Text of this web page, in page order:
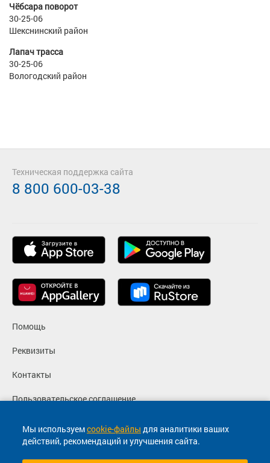
Чёбсара поворот
30-25-06
Шекснинский район
Лапач трасса
30-25-06
Вологодский район
Мы используемcookie-файлы для аналитики ваших
действий, рекомендаций и улучшения сайта.
Помощь
Реквизиты
Контакты
Пользовательское соглашение
Политика конфиденциальности
Согласие на маркетинговые сообщения
Техническая поддержка сайта
8 800 600-03-38